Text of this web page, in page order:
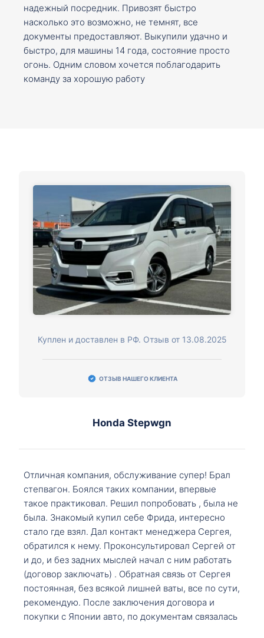
надежный посредник. Привозят быстро
насколько это возможно, не темнят, все
документы предоставляют. Выкупили удачно и
быстро, для машины 14 года, состояние просто
огонь. Одним словом хочется поблагодарить
команду за хорошую работу
Куплен и доставлен в РФ. Отзыв от 13.08.2025
ОТЗЫВ НАШЕГО КЛИЕНТА
Honda Stepwgn
Отличная компания, обслуживание супер! Брал
степвагон. Боялся таких компании, впервые
такое практиковал. Решил попробовать , была не
была. Знакомый купил себе Фрида, интересно
стало где взял. Дал контакт менеджера Сергея,
обратился к нему. Проконсультировал Сергей от
и до, и без задних мыслей начал с ним работать
(договор заключать) . Обратная связь от Сергея
постоянная, без всякой лишней ваты, все по сути,
рекомендую. После заключения договора и
покупки с Японии авто, по документам связалась